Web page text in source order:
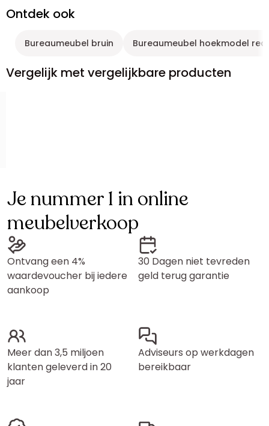
Ontdek ook
Bureaumeubel bruin Bureaumeubel hoekmodel
Vergelijk met vergelijkbare producten
Je nummer 1 in online
meubelverkoop
Ontvang een 4%
waardevoucher bij iedere
aankoop
30 Dagen niet tevreden
geld terug garantie
Meer dan 3,5 miljoen
klanten geleverd in 20
jaar
Adviseurs op werkdagen
bereikbaar